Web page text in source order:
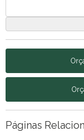
Páginas